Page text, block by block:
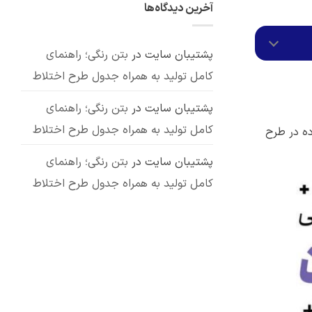
در طرح
انواع،
مزایا
کاربردهای
پوزولان:
مهم
نشده
آخرین دیدگاه‌ها
پشتیبان سایت در بتن رنگی؛ راهنمای
کامل تولید به همراه جدول طرح اختلاط
پشتیبان سایت در بتن رنگی؛ راهنمای
کامل تولید به همراه جدول طرح اختلاط
پشتیبان سایت در بتن رنگی؛ راهنمای
کامل تولید به همراه جدول طرح اختلاط